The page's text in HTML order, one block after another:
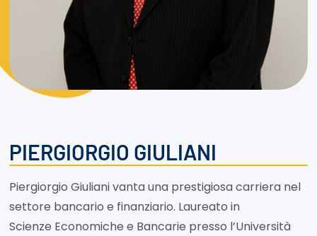
PIERGIORGIO GIULIANI
Piergiorgio Giuliani vanta una prestigiosa carriera nel
settore bancario e finanziario. Laureato in
Scienze Economiche e Bancarie presso l’Università